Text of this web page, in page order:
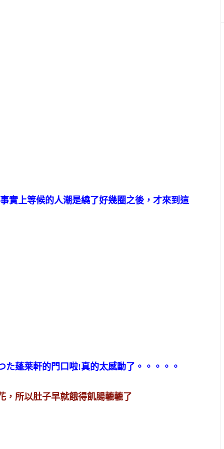
實上等候的人潮是繞了好幾圈之後，才來到這
蓬莱軒的門口啦!真的太感動了。。。。。
，所以肚子早就餓得飢腸轆轆了